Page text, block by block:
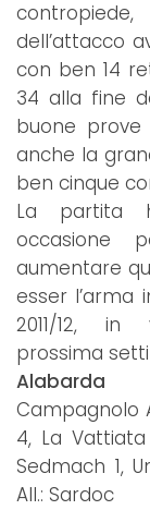
dell’attacco
con ben 14
34 alla fine
buone prove
anche la
ben cinque
La partita
occasione
aumentare
esser l’arma
2011/12, in
prossima
Alabarda
Campagnolo
4, La
Sedmach 1,
All.: Sardoc